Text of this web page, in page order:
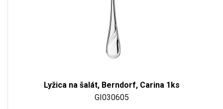
Lyžica na šalát, Berndorf, Carina 1ks
GI030605